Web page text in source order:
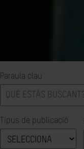
Paraula clau
Tipus de publicació